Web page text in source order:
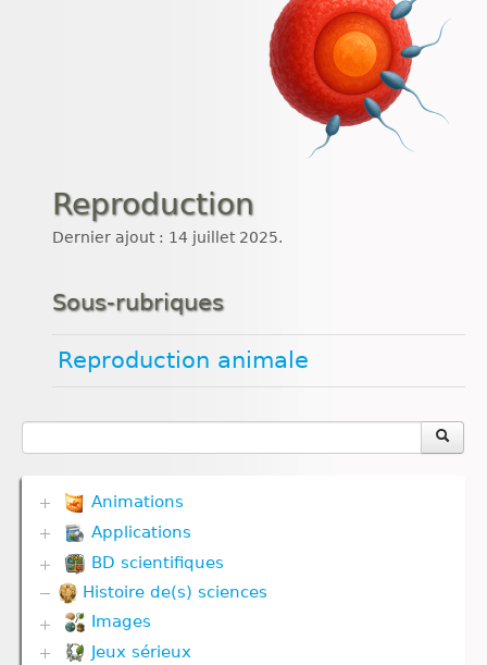
Reproduction
Dernier ajout : 14 juillet 2025.
Sous-rubriques
Reproduction animale
Animations
Biodiversité
Communication hormonale
Communication nerveuse
Corps humain
Défense immunitaire
Divers
Applications
Biodiversité
Communication hormonale
Communication nerveuse
Corps humain
Défense immunitaire
BD scientifiques
Biodiversité
Corps humain
Divers
Evolution
Histoire de(s) sciences
Images
Corps humain
Jeux sérieux